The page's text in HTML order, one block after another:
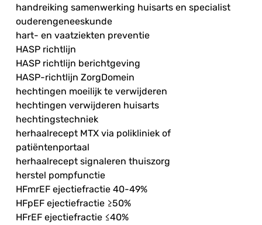
handreiking samenwerking huisarts en specialist
ouderengeneeskunde
hart- en vaatziekten preventie
HASP richtlijn
HASP richtlijn berichtgeving
HASP-richtlijn ZorgDomein
hechtingen moeilijk te verwijderen
hechtingen verwijderen huisarts
hechtingstechniek
herhaalrecept MTX via polikliniek of
patiëntenportaal
herhaalrecept signaleren thuiszorg
herstel pompfunctie
HFmrEF ejectiefractie 40-49%
HFpEF ejectiefractie ≥50%
HFrEF ejectiefractie ≤40%